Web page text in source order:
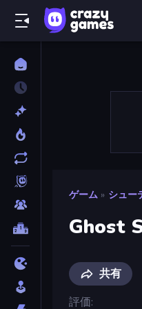
ゲーム » シュー
Ghost
共有
評価